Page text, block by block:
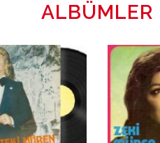
ALBÜMLER